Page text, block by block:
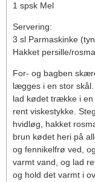
1 spsk Mel
Servering:
3 sl Parmaskinke
Hakket persille/
For- og bagben
lægges i en stor
lad kødet trække i
rent viskestykke.
hvidløg, hakket
brun kødet heri på
og fennikelfrø ved,
varmt vand, og lad
og hold det varmt i